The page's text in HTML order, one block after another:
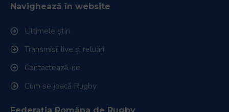
Navighează în website
Ultimele știri
Transmisii live și reluări
Contactează-ne
Cum se joacă Rugby